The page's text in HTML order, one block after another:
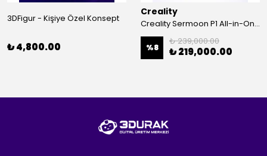
3DFigur - Kişiye Özel Konsept
₺ 4,800.00
Creality
Creality Sermoon P1 All-in-One 3D Tarayıcı
%8
₺ 239,000.00
₺ 219,000.00